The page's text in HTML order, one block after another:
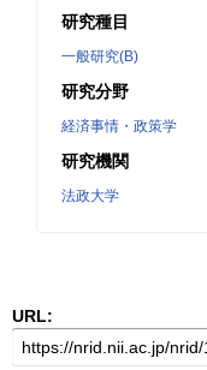
研究種目
一般研究(B)
研究分野
経済事情・政策学
研究機関
法政大学
URL: